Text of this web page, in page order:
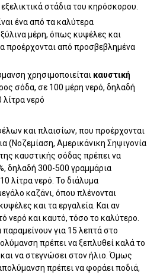
στάδια του κηρόσκορου.
ένα από τα καλύτερα
μέρη, όπως κυψέλες και
προέρχονται από προσβεβλημένα
χρησιμοποιείται καυστική
σόδα, σε 100 μέρη νερό, δηλαδή
νερό
και πλαισίων, που προέρχονται
(Νοζεμίαση, Αμερικάνικη Σηψιγονία
καυστικής σόδας πρέπει να
δηλαδή 300-500 γραμμάρια
λίτρα νερό. Το διάλυμα
καζάνι, όπου πλένονται
και τα εργαλεία. Και αν
νερό και καυτό, τόσο το καλύτερο.
για 15 λεπτά στο
πρέπει να ξεπλυθεί καλά το
να στεγνώσει στον ήλιο. Όμως
πρέπει να φοράει ποδιά,